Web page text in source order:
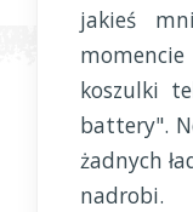
jakieś
koszulki
battery".
żadnych
nadrobi.